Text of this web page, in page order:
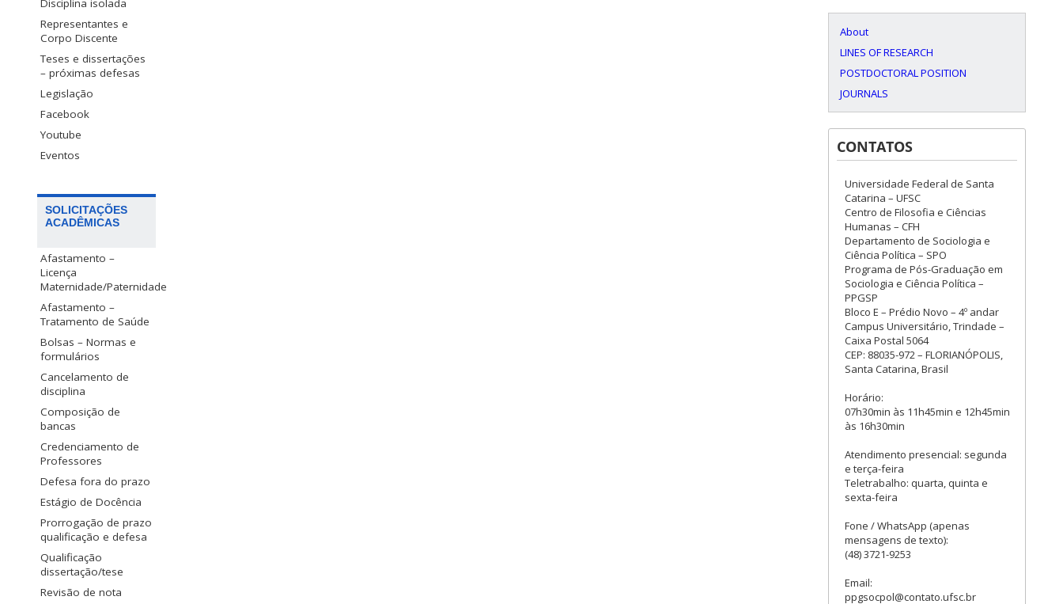
Representantes e
Corpo Discente
Teses e dissertações
– próximas defesas
Legislação
Facebook
Youtube
Eventos
SOLICITAÇÕES
ACADÊMICAS
Afastamento –
Licença
Maternidade/Paternidade
Afastamento –
Tratamento de Saúde
Bolsas – Normas e
formulários
Cancelamento de
disciplina
Composição de
bancas
Credenciamento de
Professores
Defesa fora do prazo
Estágio de Docência
Prorrogação de prazo
qualificação e defesa
Qualificação
dissertação/tese
Revisão de nota
About
LINES OF RESEARCH
POSTDOCTORAL POSITION
JOURNALS
CONTATOS
Universidade Federal de Santa
Catarina – UFSC
Centro de Filosofia e Ciências
Humanas – CFH
Departamento de Sociologia e
Ciência Política – SPO
Programa de Pós-Graduação em
Sociologia e Ciência Política –
PPGSP
Bloco E – Prédio Novo – 4º andar
Campus Universitário, Trindade –
Caixa Postal 5064
CEP: 88035-972 – FLORIANÓPOLIS,
Santa Catarina, Brasil
Horário:
07h30min às 11h45min e 12h45min
às 16h30min
Atendimento presencial: segunda
e terça-feira
Teletrabalho: quarta, quinta e
sexta-feira
Fone / WhatsApp (apenas
mensagens de texto):
(48) 3721-9253
Email:
ppgsocpol@contato.ufsc.br